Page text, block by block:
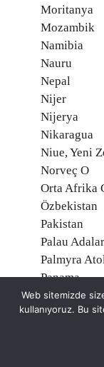
Moritanya
Mozambik
Namibia
Nauru
Nepal
Nijer
Nijerya
Nikaragua
Niue, Yeni
Norveç O
Orta Afrika
Özbekistan
Pakistan
Palau
Palmyra
Panama
Papua Yeni
Paraguay
Web sitemizde
kullanıyoruz. Bu